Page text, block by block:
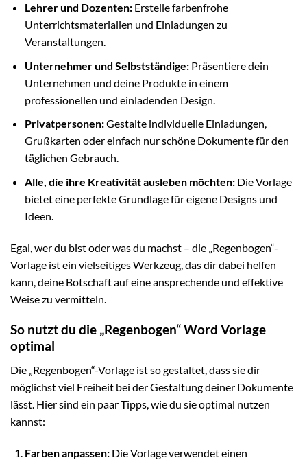
Lehrer und Dozenten:Erstelle farbenfrohe
Unterrichtsmaterialien und Einladungen zu
Veranstaltungen.
Unternehmer und Selbstständige:Präsentiere dein
Unternehmen und deine Produkte in einem
professionellen und einladenden Design.
Privatpersonen:Gestalte individuelle Einladungen,
Grußkarten oder einfach nur schöne Dokumente für den
täglichen Gebrauch.
Alle, die ihre Kreativität ausleben möchten:Die Vorlage
bietet eine perfekte Grundlage für eigene Designs und
Ideen.
Egal, wer du bist oder was du machst – die „Regenbogen“-
Vorlage ist ein vielseitiges Werkzeug, das dir dabei helfen
kann, deine Botschaft auf eine ansprechende und effektive
Weise zu vermitteln.
So nutzt du die „Regenbogen“ Word Vorlage
optimal
Die „Regenbogen“-Vorlage ist so gestaltet, dass sie dir
möglichst viel Freiheit bei der Gestaltung deiner Dokumente
lässt. Hier sind ein paar Tipps, wie du sie optimal nutzen
kannst:
Farben anpassen:Die Vorlage verwendet einen